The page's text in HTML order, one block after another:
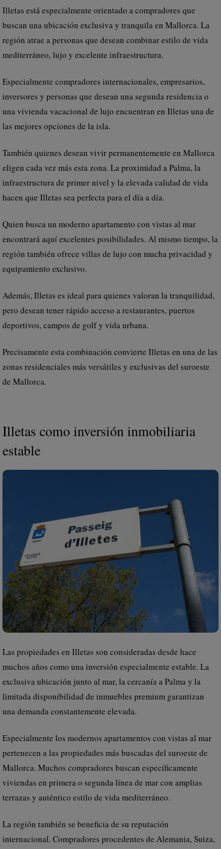
Illetas está especialmente orientado a compradores que
buscan una ubicación exclusiva y tranquila en Mallorca. La
región atrae a personas que desean combinar estilo de vida
mediterráneo, lujo y excelente infraestructura.
Especialmente compradores internacionales, empresarios,
inversores y personas que desean una segunda residencia o
una vivienda vacacional de lujo encuentran en Illetas una de
las mejores opciones de la isla.
También quienes desean vivir permanentemente en Mallorca
eligen cada vez más esta zona. La proximidad a Palma, la
infraestructura de primer nivel y la elevada calidad de vida
hacen que Illetas sea perfecta para el día a día.
Quien busca un moderno apartamento con vistas al mar
encontrará aquí excelentes posibilidades. Al mismo tiempo, la
región también ofrece villas de lujo con mucha privacidad y
equipamiento exclusivo.
Además, Illetas es ideal para quienes valoran la tranquilidad,
pero desean tener rápido acceso a restaurantes, puertos
deportivos, campos de golf y vida urbana.
Precisamente esta combinación convierte Illetas en una de las
zonas residenciales más versátiles y exclusivas del suroeste
de Mallorca.
Illetas como inversión inmobiliaria
estable
Las propiedades en Illetas son consideradas desde hace
muchos años como una inversión especialmente estable. La
exclusiva ubicación junto al mar, la cercanía a Palma y la
limitada disponibilidad de inmuebles premium garantizan
una demanda constantemente elevada.
Especialmente los modernos apartamentos con vistas al mar
pertenecen a las propiedades más buscadas del suroeste de
Mallorca. Muchos compradores buscan específicamente
viviendas en primera o segunda línea de mar con amplias
terrazas y auténtico estilo de vida mediterráneo.
La región también se beneficia de su reputación
internacional. Compradores procedentes de Alemania, Suiza,